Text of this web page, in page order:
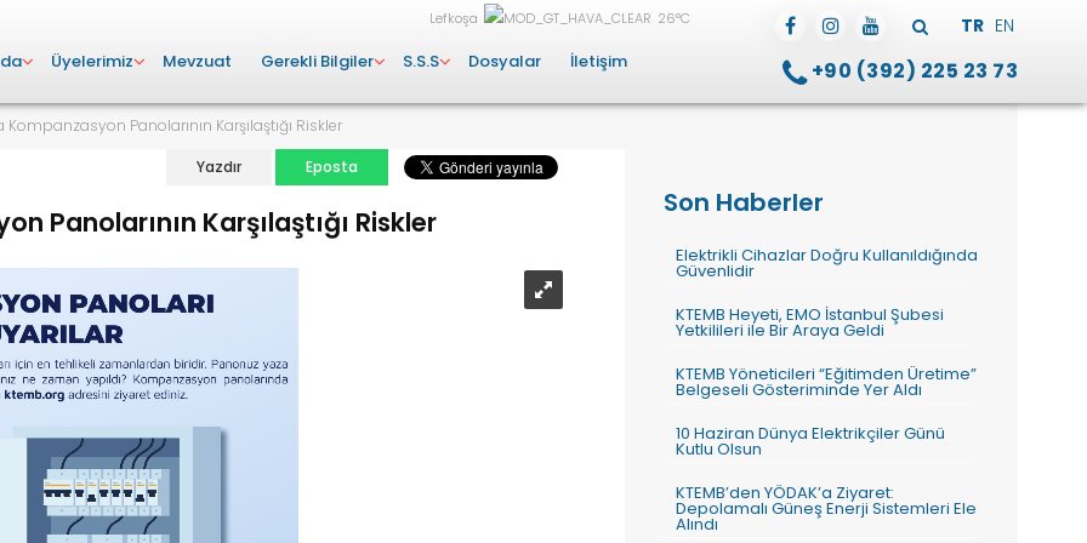
TR EN
Lefkoşa 26°C
+90 (392) 225 23 73
Üyelerimiz Mevzuat Gerekli Bilgiler S.S.S Dosyalar İletişim
Kompanzasyon Panolarının Karşılaştığı Riskler
Yazdır Eposta
Panolarının Karşılaştığı Riskler
Son Haberler
Elektrikli Cihazlar Doğru Kullanıldığında
Güvenlidir
KTEMB Heyeti, EMO İstanbul Şubesi
Yetkilileri ile Bir Araya Geldi
KTEMB Yöneticileri “Eğitimden Üretime”
Belgeseli Gösteriminde Yer Aldı
10 Haziran Dünya Elektrikçiler Günü
Kutlu Olsun
KTEMB’den YÖDAK’a Ziyaret:
Depolamalı Güneş Enerji Sistemleri Ele
Alındı